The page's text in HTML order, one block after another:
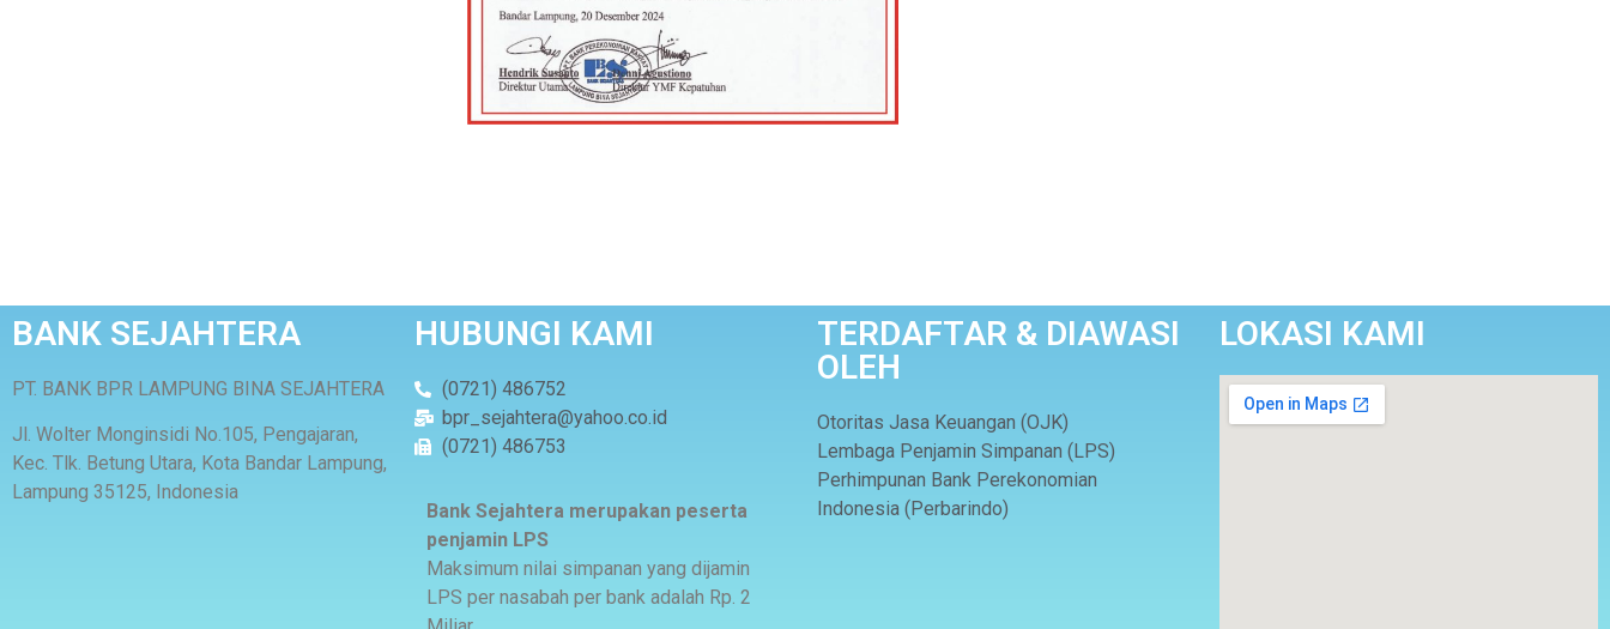
BANK SEJAHTERA
PT. BANK BPR LAMPUNG BINA SEJAHTERA
Jl. Wolter Monginsidi No.105, Pengajaran,
Kec. Tlk. Betung Utara, Kota Bandar Lampung,
Lampung 35125, Indonesia
HUBUNGI KAMI
(0721) 486752
bpr_sejahtera@yahoo.co.id
(0721) 486753
Bank Sejahtera merupakan peserta
penjamin LPS
Maksimum nilai simpanan yang dijamin
LPS per nasabah per bank adalah Rp. 2
TERDAFTAR & DIAWASI
OLEH
Otoritas Jasa Keuangan (OJK)
Lembaga Penjamin Simpanan (LPS)
Perhimpunan Bank Perekonomian
Indonesia (Perbarindo)
LOKASI KAMI